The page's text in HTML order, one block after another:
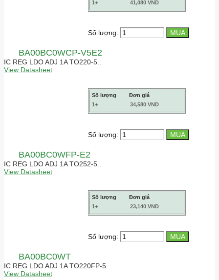
1+ 41,080 VND
Số lượng:
BA00BC0WCP-V5E2
IC REG LDO ADJ 1A TO220-5..
View Datasheet
Số lượng
Đơn giá
1+
34,580 VND
Số lượng:
BA00BC0WFP-E2
IC REG LDO ADJ 1A TO252-5..
View Datasheet
Số lượng
Đơn giá
1+
23,140 VND
Số lượng:
BA00BC0WT
IC REG LDO ADJ 1A TO220FP-5..
View Datasheet